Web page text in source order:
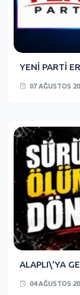
YENİ PARTİ
07 AĞUSTOS
ALAPLI\'YA
04 AĞUSTOS